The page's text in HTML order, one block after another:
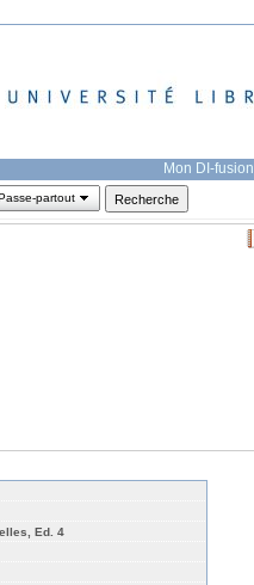
Mon DI-fusion
partout
Ed. 4